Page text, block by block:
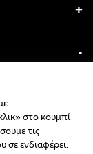
στο κουμπί
τις
σε ενδιαφέρει.